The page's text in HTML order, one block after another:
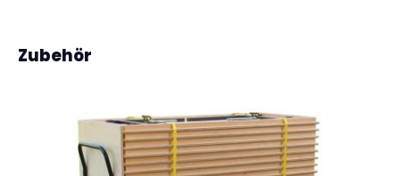
Produktgalerie überspringen
Zubehör